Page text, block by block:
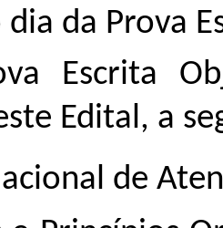
da Prova
Escrita
Edital, a
de